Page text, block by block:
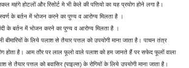
महंगे होटलों और रिसोर्ट मे भी केले की पत्तियो का यह प्रयोग होने लगा है।
के बर्तन में भोजन करने का पुण्य व आरोग्य मिलता है ।
के बर्तन में भोजन करने का पुण्य व आरोग्य मिलता है ।
बीमारियों के लिये पलाश से तैयार पत्तल को उपयोगी माना जाता है। पाचन तंत्र
होता है। आम तौर पर लाल फूलो वाले पलाश को हम जानते हैं पर सफेद फूलों वाला
तैयार पत्तल को बवासिर (पाइल्स) के रोगियों के लिये उपयोगी माना जाता है।